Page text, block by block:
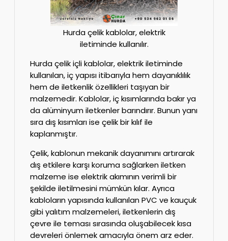
Hurda çelik kablolar, elektrik
iletiminde kullanılır.
Hurda çelik içli kablolar, elektrik iletiminde
kullanılan, iç yapısı itibarıyla hem dayanıklılık
hem de iletkenlik özellikleri taşıyan bir
malzemedir. Kablolar, iç kısımlarında bakır ya
da alüminyum iletkenler barındırır. Bunun yanı
sıra dış kısımları ise çelik bir kılıf ile
kaplanmıştır.
Çelik, kablonun mekanik dayanımını artırarak
dış etkilere karşı koruma sağlarken iletken
malzeme ise elektrik akımının verimli bir
şekilde iletilmesini mümkün kılar. Ayrıca
kabloların yapısında kullanılan PVC ve kauçuk
gibi yalıtım malzemeleri, iletkenlerin dış
çevre ile teması sırasında oluşabilecek kısa
devreleri önlemek amacıyla önem arz eder.